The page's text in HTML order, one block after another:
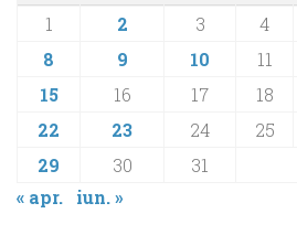
1
2 3 4
8
9 10 11
15
16 17 18
22
23 24 25
29
30
31
« apr.
iun. »